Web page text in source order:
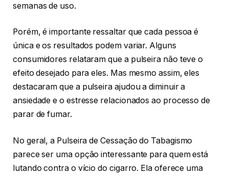
semanas de uso.
Porém, é importante ressaltar que cada pessoa é
única e os resultados podem variar. Alguns
consumidores relataram que a pulseira não teve o
efeito desejado para eles. Mas mesmo assim, eles
destacaram que a pulseira ajudou a diminuir a
ansiedade e o estresse relacionados ao processo de
parar de fumar.
No geral, a Pulseira de Cessação do Tabagismo
parece ser uma opção interessante para quem está
lutando contra o vício do cigarro. Ela oferece uma